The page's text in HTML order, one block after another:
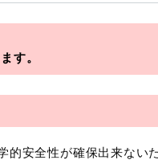
す。
安全性が確保出来ない